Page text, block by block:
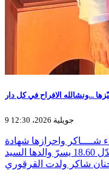
...ونشالله الافراح في كل دار
9 جويلية 2026، 12:30
شــــاكر واحرازها شهادة
الباكالوريا بتميّز من شعبة الرياضيات بمعدّل 18.60 يسرّ والدها السيد